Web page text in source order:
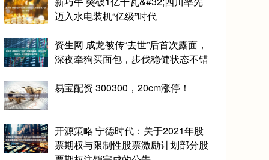
迈入水电装机“亿级”时代
资生网 成龙被传“去世”后首次露面，
深夜牵狗买面包，步伐稳健状态不错
易宝配资 300300，20cm涨停！
开源策略 宁德时代：关于2021年股
票期权与限制性股票激励计划部分股